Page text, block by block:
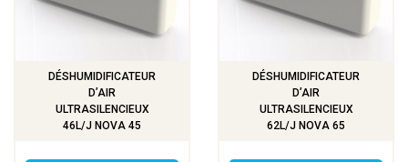
DÉSHUMIDIFICATEUR
D’AIR
ULTRASILENCIEUX
46L/J NOVA 45
DÉSHUMIDIFICATEUR
D’AIR
ULTRASILENCIEUX
62L/J NOVA 65